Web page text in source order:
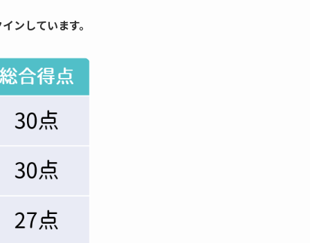
ンしています。